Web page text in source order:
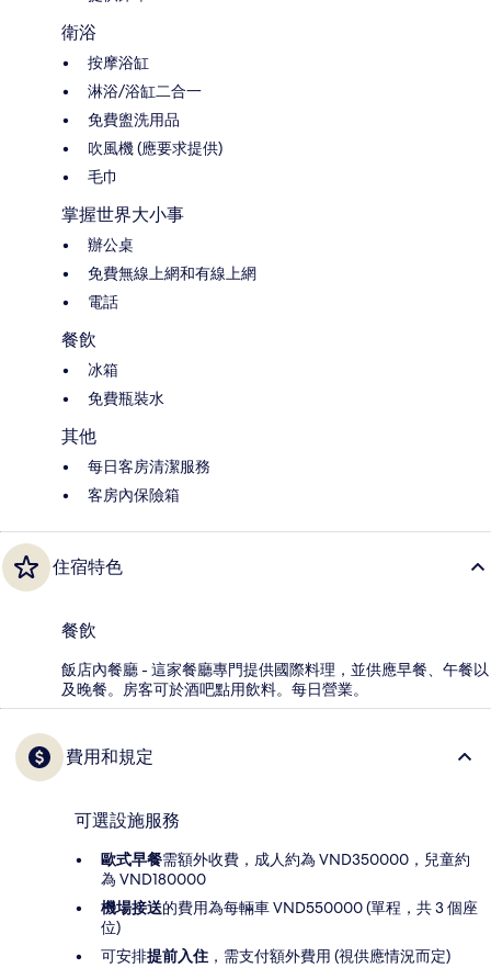
衛浴
按摩浴缸
淋浴/浴缸二合一
免費盥洗用品
吹風機 (應要求提供)
毛巾
掌握世界大小事
辦公桌
免費無線上網和有線上網
電話
餐飲
冰箱
免費瓶裝水
其他
每日客房清潔服務
客房內保險箱
住宿特色
餐飲
飯店內餐廳 - 這家餐廳專門提供國際料理，並供應早餐、午餐以
及晚餐。房客可於酒吧點用飲料。每日營業。
費用和規定
可選設施服務
歐式早餐需額外收費，成人約為 VND350000，兒童約
為 VND180000
機場接送的費用為每輛車 VND550000 (單程，共 3 個座
位)
可安排提前入住 ，需支付額外費用 (視供應情況而定)